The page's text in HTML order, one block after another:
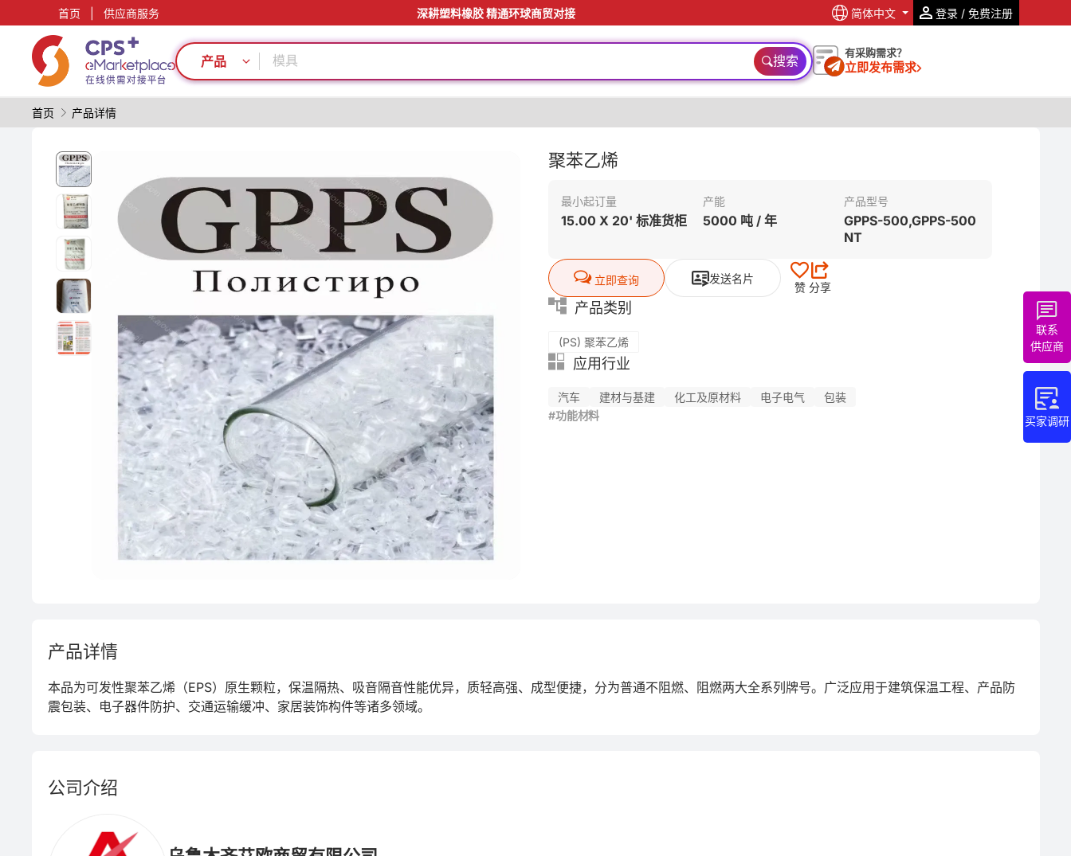
首页 供应商服务 深耕塑料橡胶 精通环球商贸对接 简体中文 登录 / 免费注册
产品
PP
模具
功能材料
绿色成型方案
耐高温
环保
PP
模具
绿色成型方案
耐高温
PET
定制化
PVC
搜索 有采购需求？
立即发布需求
首页 产品详情
买家调研
联系
供应商
聚苯乙烯
最小起订量
15.00 X 20' 标准货柜
产能
5000 吨 / 年
产品型号
GPPS-500,GPPS-500
NT
立即查询 发送名片
赞 分享
产品类别
(PS) 聚苯乙烯
应用行业
汽车 建材与基建 化工及原材料 电子电气
包装
#功能材料
产品详情
本品为可发性聚苯乙烯（EPS）原生颗粒，保温隔热、吸音隔音性能优异，质轻高强、成型便捷，分为普通不阻燃、阻燃两大全系列牌号。广泛应用于建筑保温工程、产品防
震包装、电子器件防护、交通运输缓冲、家居装饰构件等诸多领域。
公司介绍